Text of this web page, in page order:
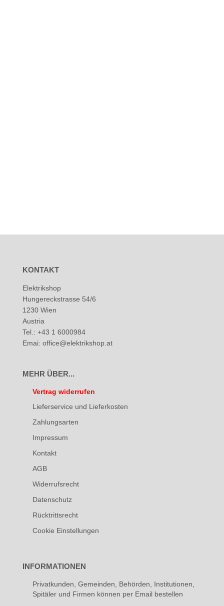
KONTAKT
Elektrikshop
Hungereckstrasse 54/6
1230 Wien
Austria
Tel.: +43 1 6000984
Emai: office@elektrikshop.at
MEHR ÜBER...
Vertrag widerrufen
Lieferservice und Lieferkosten
Zahlungsarten
Impressum
Kontakt
AGB
Widerrufsrecht
Datenschutz
Rücktrittsrecht
Cookie Einstellungen
INFORMATIONEN
Privatkunden, Gemeinden, Behörden, Institutionen,
Spitäler und Firmen können per Email bestellen